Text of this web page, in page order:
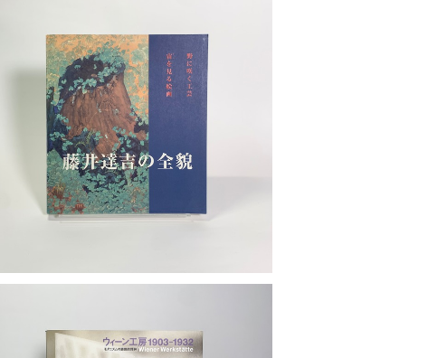
「藤井達吉の全貌 野に咲く工芸、宙を見る絵
画」展図録
¥1,500